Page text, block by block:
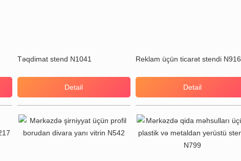
Təqdimat stend N1041
Detail
Reklam üçün ticarət stendi N916
Detail